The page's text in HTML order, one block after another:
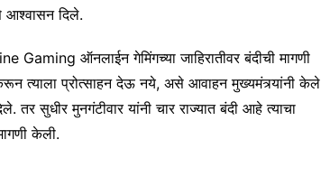
आश्वासन दिले.
Gaming ऑनलाईन गेमिंगच्या जाहिरातीवर बंदीची मागणी
त्याला प्रोत्साहन देऊ नये, असे आवाहन मुख्यमंत्र्यांनी केले
सुधीर मुनगंटीवार यांनी चार राज्यात बंदी आहे त्याचा
केली.